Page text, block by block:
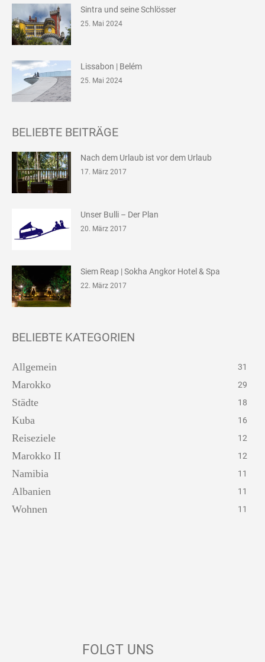
Sintra und seine Schlösser
25. Mai 2024
Lissabon | Belém
25. Mai 2024
BELIEBTE BEITRÄGE
Nach dem Urlaub ist vor dem Urlaub
17. März 2017
Unser Bulli – Der Plan
20. März 2017
Siem Reap | Sokha Angkor Hotel & Spa
22. März 2017
BELIEBTE KATEGORIEN
Allgemein 31
Marokko 29
Städte 18
Kuba 16
Reiseziele 12
Marokko II 12
Namibia 11
Albanien 11
Wohnen 11
FOLGT UNS